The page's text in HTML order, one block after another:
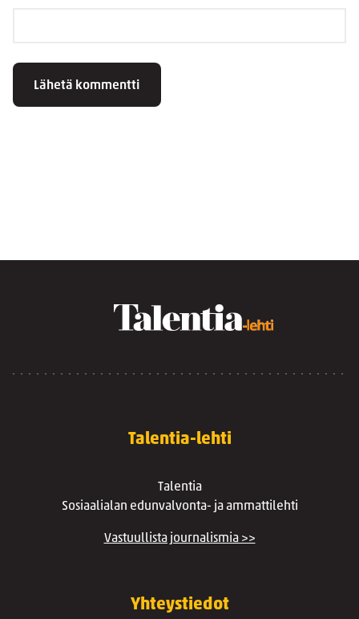
Talentia-lehti
Talentia
Sosiaalialan edunvalvonta- ja ammattilehti
Vastuullista journalismia >>
Yhteystiedot